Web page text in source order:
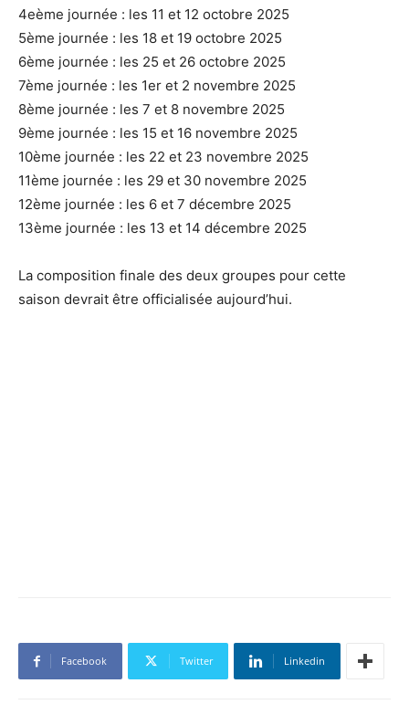
4eème journée : les 11 et 12 octobre 2025
5ème journée : les 18 et 19 octobre 2025
6ème journée : les 25 et 26 octobre 2025
7ème journée : les 1er et 2 novembre 2025
8ème journée : les 7 et 8 novembre 2025
9ème journée : les 15 et 16 novembre 2025
10ème journée : les 22 et 23 novembre 2025
11ème journée : les 29 et 30 novembre 2025
12ème journée : les 6 et 7 décembre 2025
13ème journée : les 13 et 14 décembre 2025
La composition finale des deux groupes pour cette
saison devrait être officialisée aujourd’hui.
Facebook Twitter Linkedin